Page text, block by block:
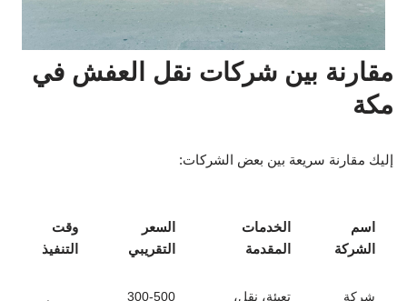
مقارنة بين شركات نقل العفش في
مكة
إليك مقارنة سريعة بين بعض الشركات:
اسم
الشركة
الخدمات
المقدمة
السعر
التقريبي
وقت
التنفيذ
شركة تعبئة، نقل، 300-500